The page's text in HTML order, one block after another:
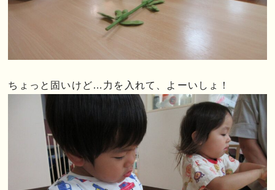
ちょっと固いけど…力を入れて、よーいしょ！